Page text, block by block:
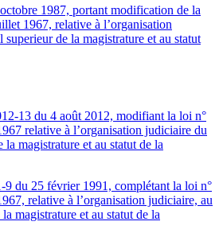
1987, portant modification de la
1967, relative à l’organisation
de la magistrature et au statut
13 du 4 août 2012, modifiant la loi n°
relative à l’organisation judiciaire du
la magistrature et au statut de la
9 du 25 février 1991, complétant la loi n°
relative à l’organisation judiciaire, au
magistrature et au statut de la